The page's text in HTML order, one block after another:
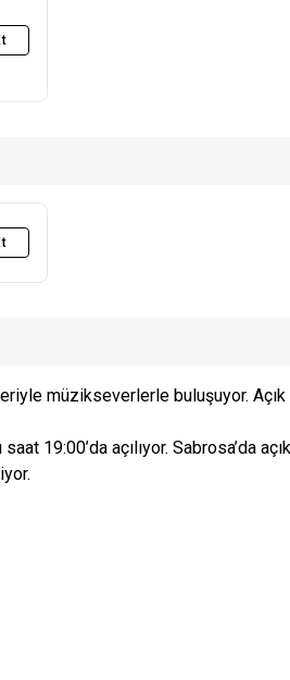
müzikseverlerle buluşuyor.
19:00’da açılıyor. Sabrosa’da